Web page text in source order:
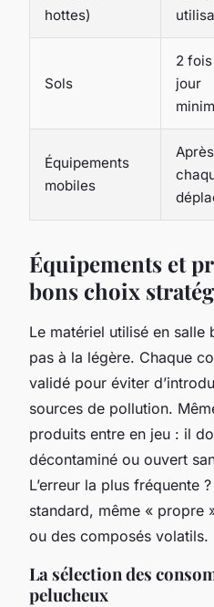
hottes)
Sols
2
jour
Équipements
mobiles
Après
Équipements et
bons choix
Le matériel utilisé en salle
pas à la légère. Chaque
validé pour éviter
sources de pollution.
produits entre en jeu : il
décontaminé ou ouvert
L’erreur la plus fréquente
standard, même « propre
ou des composés volatils.
La sélection des
pelucheux